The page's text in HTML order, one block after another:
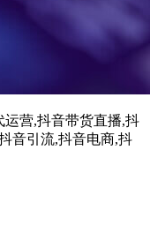
营,抖音带货直播,抖
音引流,抖音电商,抖